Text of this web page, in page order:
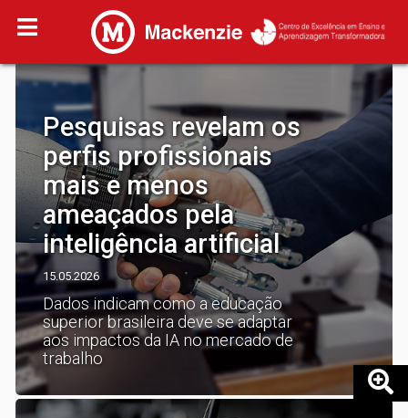
Pesquisas revelam os
perfis profissionais
mais e menos
ameaçados pela
inteligência artificial
15.05.2026
Dados indicam como a educação
superior brasileira deve se adaptar
aos impactos da IA no mercado de
trabalho